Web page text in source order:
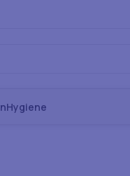
Hygiene